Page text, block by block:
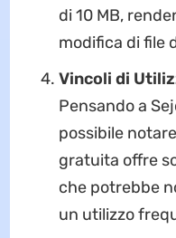
di 10 MB,
modifica di file
Vincoli di
Pensando a
possibile
gratuita offre
che potrebbe
un utilizzo